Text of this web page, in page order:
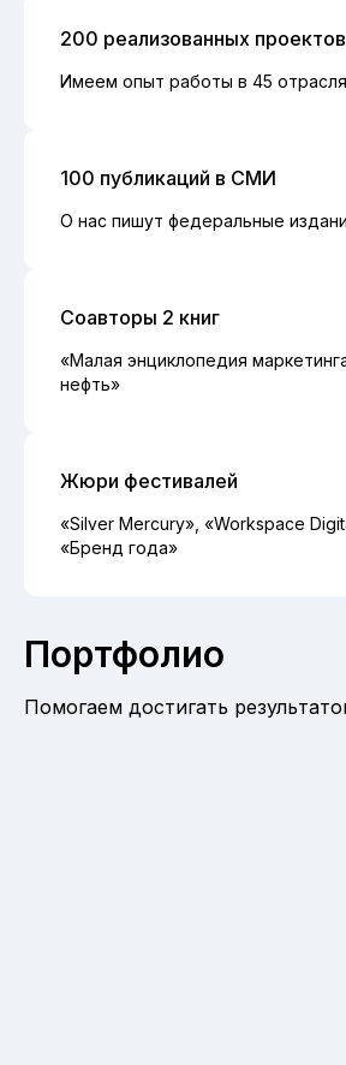
200 реализованных проектов
Имеем опыт работы в 45
100 публикаций в СМИ
О нас пишут федеральные
Соавторы 2 книг
«Малая энциклопедия
нефть»
Жюри фестивалей
«Silver Mercury», «Workspace
«Бренд года»
Портфолио
Помогаем достигать